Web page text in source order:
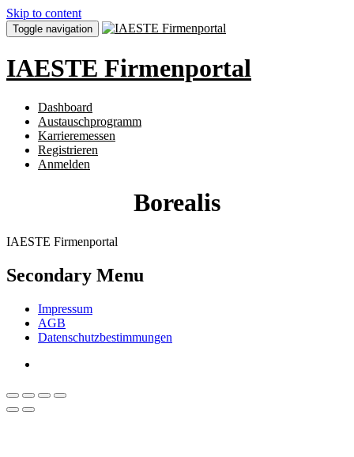
Skip to content
Toggle navigation
IAESTE Firmenportal
Dashboard
Austauschprogramm
Karrieremessen
Registrieren
Anmelden
Borealis
IAESTE Firmenportal
Secondary Menu
Impressum
AGB
Datenschutzbestimmungen